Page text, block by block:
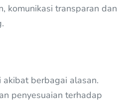
komunikasi transparan dan
berbagai alasan.
penyesuaian terhadap